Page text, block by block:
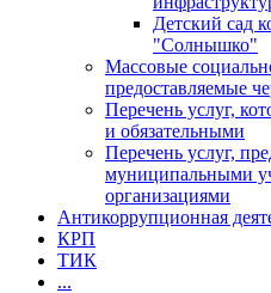
Детский сад
"Солнышко"
Массовые
предоставляемые
Перечень услуг,
и обязательными
Перечень услуг,
муниципальными
организациями
Антикоррупционная
КРП
ТИК
...